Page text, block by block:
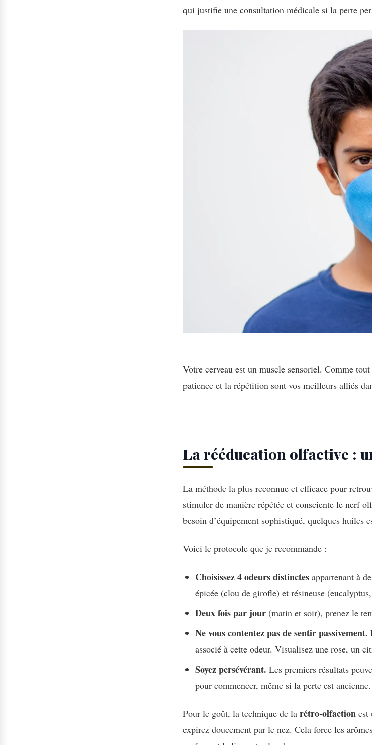
qui justifie une consultation médicale si la perte
Votre cerveau est un muscle sensoriel. Comme
patience et la répétition sont vos meilleurs alliés
La rééducation olfactive :
La méthode la plus reconnue et efficace pour
stimuler de manière répétée et consciente le nerf
besoin d’équipement sophistiqué, quelques huiles
Voici le protocole que je recommande :
Choisissez 4 odeurs distinctes appartenant à
épicée (clou de girofle) et résineuse
Deux fois par jour (matin et soir), prenez le
Ne vous contentez pas de sentir passivement.
associé à cette odeur. Visualisez une rose, un
Soyez persévérant. Les premiers résultats
pour commencer, même si la perte est ancienne.
Pour le goût, la technique de la rétro-olfaction est
expirez doucement par le nez. Cela force les